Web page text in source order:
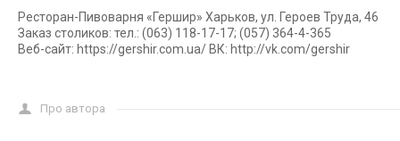
Ресторан-Пивоварня «Гершир» Харьков, ул. Героев Труда, 46
Заказ столиков: тел.: (063) 118-17-17; (057) 364-4-365
Веб-сайт: https://gershir.com.ua/ ВК: http://vk.com/gershir
Про автора